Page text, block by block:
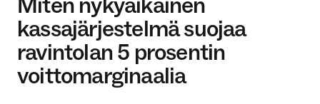
kassajärjestelmä suojaa
ravintolan 5 prosentin
voittomarginaalia